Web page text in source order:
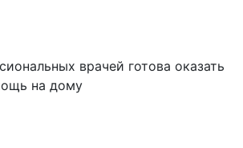
врачей готова оказать
на дому